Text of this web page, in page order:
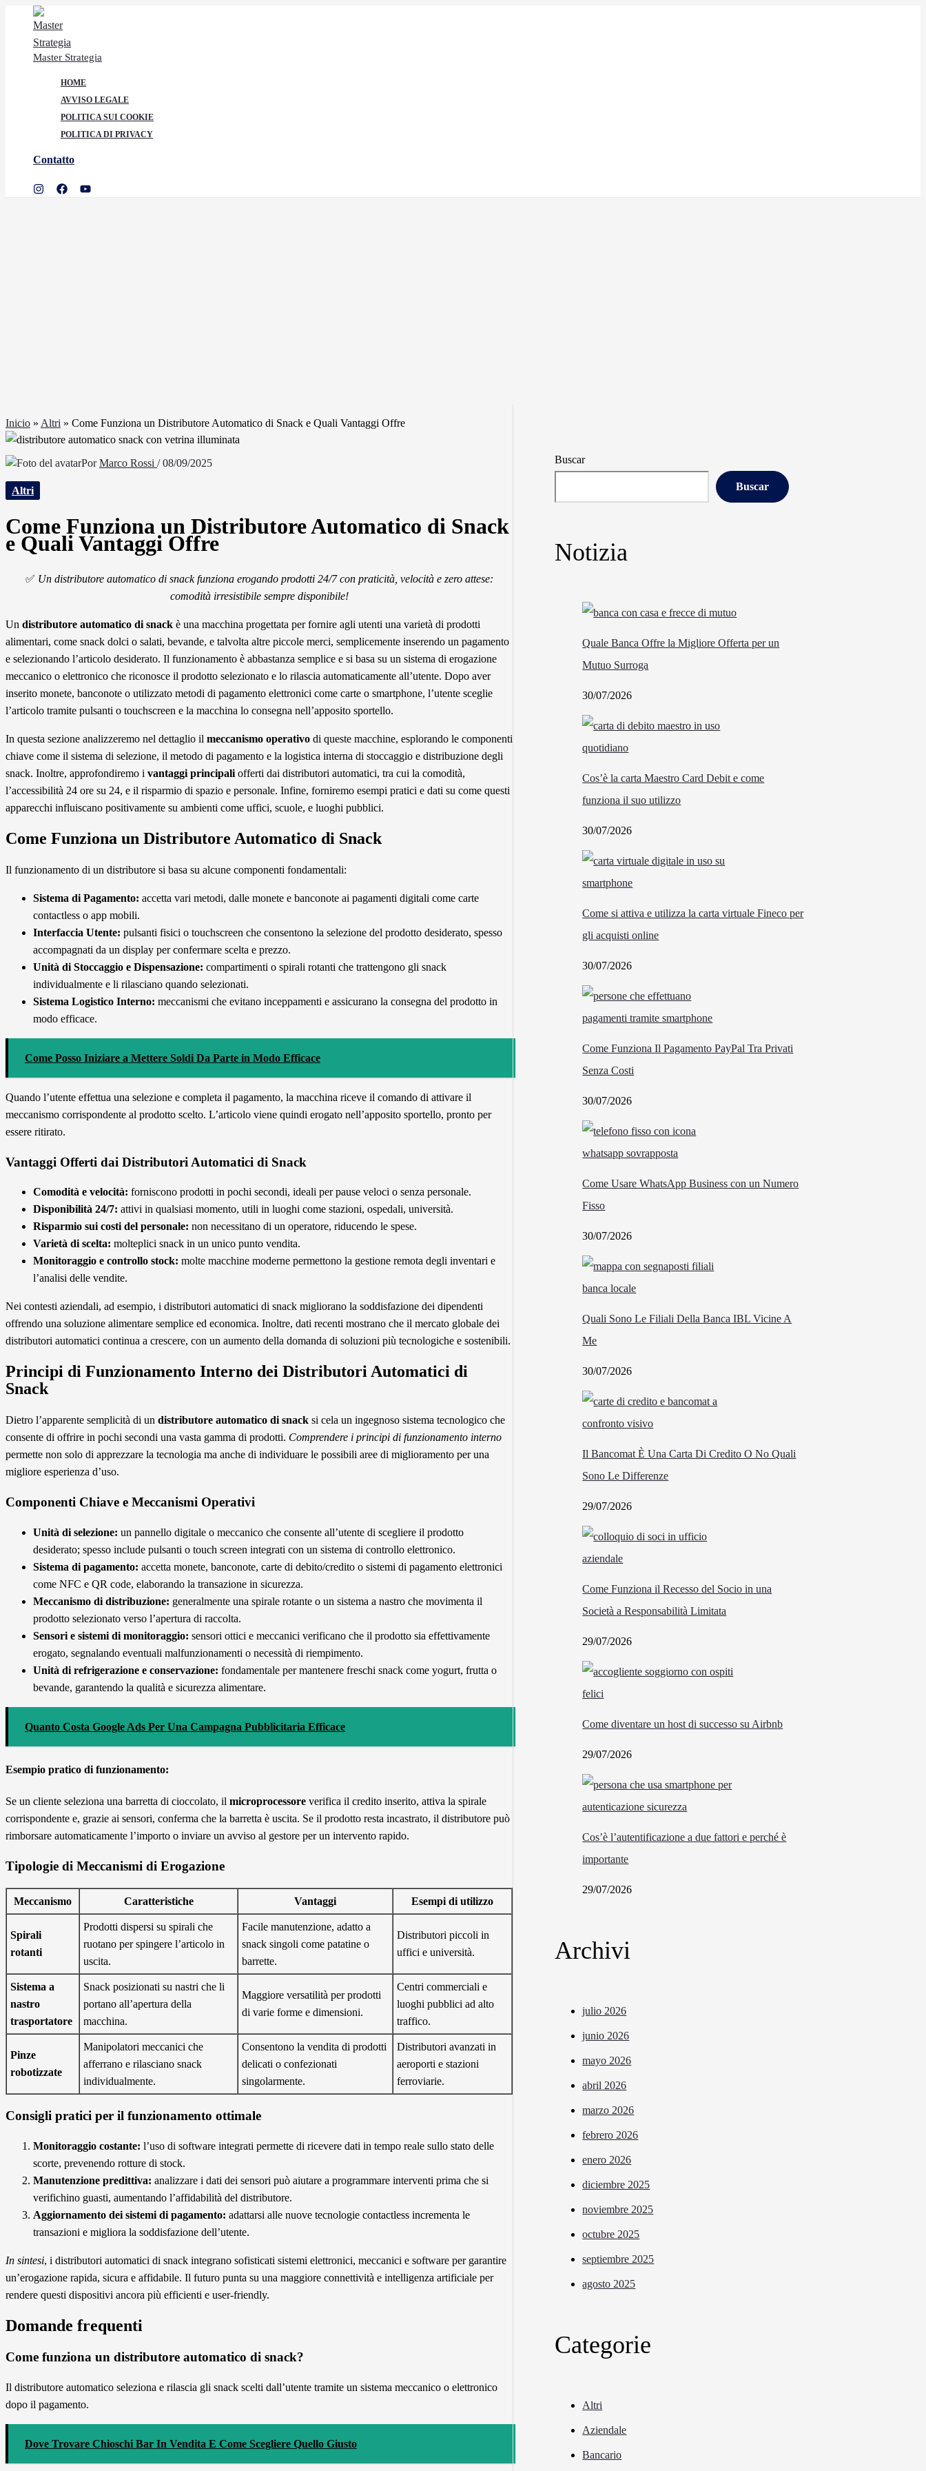
contenido
Master Strategia
HOME
AVVISO LEGALE
POLITICA SUI COOKIE
POLITICA DI PRIVACY
Contatto
Inicio » Altri » Come Funziona un Distributore Automatico di Snack e Quali Vantaggi Offre
PorMarco Rossi /08/09/2025
Altri
Come Funziona un Distributore Automatico di Snack
e Quali Vantaggi Offre
✅ Un distributore automatico di snack funziona erogando prodotti 24/7 con praticità, velocità e zero attese:
comodità irresistibile sempre disponibile!
Un distributore automatico di snack è una macchina progettata per fornire agli utenti una varietà di prodotti
alimentari, come snack dolci o salati, bevande, e talvolta altre piccole merci, semplicemente inserendo un pagamento
e selezionando l’articolo desiderato. Il funzionamento è abbastanza semplice e si basa su un sistema di erogazione
meccanico o elettronico che riconosce il prodotto selezionato e lo rilascia automaticamente all’utente. Dopo aver
inserito monete, banconote o utilizzato metodi di pagamento elettronici come carte o smartphone, l’utente sceglie
l’articolo tramite pulsanti o touchscreen e la macchina lo consegna nell’apposito sportello.
In questa sezione analizzeremo nel dettaglio il meccanismo operativo di queste macchine, esplorando le componenti
chiave come il sistema di selezione, il metodo di pagamento e la logistica interna di stoccaggio e distribuzione degli
snack. Inoltre, approfondiremo i vantaggi principali offerti dai distributori automatici, tra cui la comodità,
l’accessibilità 24 ore su 24, e il risparmio di spazio e personale. Infine, forniremo esempi pratici e dati su come questi
apparecchi influiscano positivamente su ambienti come uffici, scuole, e luoghi pubblici.
Come Funziona un Distributore Automatico di Snack
Il funzionamento di un distributore si basa su alcune componenti fondamentali:
Sistema di Pagamento: accetta vari metodi, dalle monete e banconote ai pagamenti digitali come carte
contactless o app mobili.
Interfaccia Utente: pulsanti fisici o touchscreen che consentono la selezione del prodotto desiderato, spesso
accompagnati da un display per confermare scelta e prezzo.
Unità di Stoccaggio e Dispensazione: compartimenti o spirali rotanti che trattengono gli snack
individualmente e li rilasciano quando selezionati.
Sistema Logistico Interno: meccanismi che evitano inceppamenti e assicurano la consegna del prodotto in
modo efficace.
Come Posso Iniziare a Mettere Soldi Da Parte in Modo Efficace
Quando l’utente effettua una selezione e completa il pagamento, la macchina riceve il comando di attivare il
meccanismo corrispondente al prodotto scelto. L’articolo viene quindi erogato nell’apposito sportello, pronto per
essere ritirato.
Vantaggi Offerti dai Distributori Automatici di Snack
Comodità e velocità: forniscono prodotti in pochi secondi, ideali per pause veloci o senza personale.
Disponibilità 24/7: attivi in qualsiasi momento, utili in luoghi come stazioni, ospedali, università.
Risparmio sui costi del personale: non necessitano di un operatore, riducendo le spese.
Varietà di scelta: molteplici snack in un unico punto vendita.
Monitoraggio e controllo stock: molte macchine moderne permettono la gestione remota degli inventari e
l’analisi delle vendite.
Nei contesti aziendali, ad esempio, i distributori automatici di snack migliorano la soddisfazione dei dipendenti
offrendo una soluzione alimentare semplice ed economica. Inoltre, dati recenti mostrano che il mercato globale dei
distributori automatici continua a crescere, con un aumento della domanda di soluzioni più tecnologiche e sostenibili.
Principi di Funzionamento Interno dei Distributori Automatici di
Snack
Dietro l’apparente semplicità di un distributore automatico di snack si cela un ingegnoso sistema tecnologico che
consente di offrire in pochi secondi una vasta gamma di prodotti. Comprendere i principi di funzionamento interno
permette non solo di apprezzare la tecnologia ma anche di individuare le possibili aree di miglioramento per una
migliore esperienza d’uso.
Componenti Chiave e Meccanismi Operativi
Unità di selezione: un pannello digitale o meccanico che consente all’utente di scegliere il prodotto
desiderato; spesso include pulsanti o touch screen integrati con un sistema di controllo elettronico.
Sistema di pagamento: accetta monete, banconote, carte di debito/credito o sistemi di pagamento elettronici
come NFC e QR code, elaborando la transazione in sicurezza.
Meccanismo di distribuzione: generalmente una spirale rotante o un sistema a nastro che movimenta il
prodotto selezionato verso l’apertura di raccolta.
Sensori e sistemi di monitoraggio: sensori ottici e meccanici verificano che il prodotto sia effettivamente
erogato, segnalando eventuali malfunzionamenti o necessità di riempimento.
Unità di refrigerazione e conservazione: fondamentale per mantenere freschi snack come yogurt, frutta o
bevande, garantendo la qualità e sicurezza alimentare.
Quanto Costa Google Ads Per Una Campagna Pubblicitaria Efficace
Esempio pratico di funzionamento:
Se un cliente seleziona una barretta di cioccolato, il microprocessore verifica il credito inserito, attiva la spirale
corrispondente e, grazie ai sensori, conferma che la barretta è uscita. Se il prodotto resta incastrato, il distributore può
rimborsare automaticamente l’importo o inviare un avviso al gestore per un intervento rapido.
Tipologie di Meccanismi di Erogazione
Meccanismo Caratteristiche Vantaggi Esempi di utilizzo
Spirali
rotanti
Prodotti dispersi su spirali che
ruotano per spingere l’articolo in
uscita.
Facile manutenzione, adatto a
snack singoli come patatine o
barrette.
Distributori piccoli in
uffici e università.
Sistema a
nastro
trasportatore
Snack posizionati su nastri che li
portano all’apertura della
macchina.
Maggiore versatilità per prodotti
di varie forme e dimensioni.
Centri commerciali e
luoghi pubblici ad alto
traffico.
Pinze
robotizzate
Manipolatori meccanici che
afferrano e rilasciano snack
individualmente.
Consentono la vendita di prodotti
delicati o confezionati
singolarmente.
Distributori avanzati in
aeroporti e stazioni
ferroviarie.
Consigli pratici per il funzionamento ottimale
Monitoraggio costante: l’uso di software integrati permette di ricevere dati in tempo reale sullo stato delle
scorte, prevenendo rotture di stock.
Manutenzione predittiva: analizzare i dati dei sensori può aiutare a programmare interventi prima che si
verifichino guasti, aumentando l’affidabilità del distributore.
Aggiornamento dei sistemi di pagamento: adattarsi alle nuove tecnologie contactless incrementa le
transazioni e migliora la soddisfazione dell’utente.
In sintesi, i distributori automatici di snack integrano sofisticati sistemi elettronici, meccanici e software per garantire
un’erogazione rapida, sicura e affidabile. Il futuro punta su una maggiore connettività e intelligenza artificiale per
rendere questi dispositivi ancora più efficienti e user-friendly.
Domande frequenti
Come funziona un distributore automatico di snack?
Il distributore automatico seleziona e rilascia gli snack scelti dall’utente tramite un sistema meccanico o elettronico
dopo il pagamento.
Dove Trovare Chioschi Bar In Vendita E Come Scegliere Quello Giusto
Buscar
Buscar
Notizia
Quale Banca Offre la Migliore Offerta per un
Mutuo Surroga
30/07/2026
Cos’è la carta Maestro Card Debit e come
funziona il suo utilizzo
30/07/2026
Come si attiva e utilizza la carta virtuale Fineco per
gli acquisti online
30/07/2026
Come Funziona Il Pagamento PayPal Tra Privati
Senza Costi
30/07/2026
Come Usare WhatsApp Business con un Numero
Fisso
30/07/2026
Quali Sono Le Filiali Della Banca IBL Vicine A
Me
30/07/2026
Il Bancomat È Una Carta Di Credito O No Quali
Sono Le Differenze
29/07/2026
Come Funziona il Recesso del Socio in una
Società a Responsabilità Limitata
29/07/2026
Come diventare un host di successo su Airbnb
29/07/2026
Cos’è l’autentificazione a due fattori e perché è
importante
29/07/2026
Archivi
julio 2026
junio 2026
mayo 2026
abril 2026
marzo 2026
febrero 2026
enero 2026
diciembre 2025
noviembre 2025
octubre 2025
septiembre 2025
agosto 2025
Categorie
Altri
Aziendale
Bancario